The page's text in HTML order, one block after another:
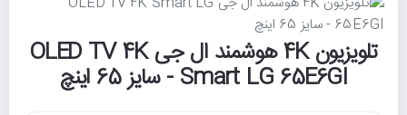
تلویزیون 4K هوشمند ال جی OLED TV 4K
Smart LG 65E6GI - سایز 65 اینچ